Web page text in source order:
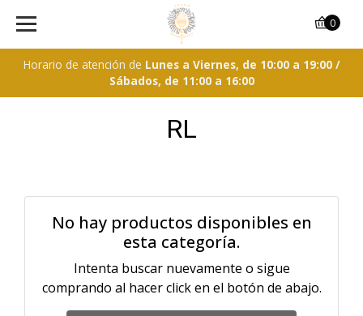
Horario de atención de Lunes a Viernes, de 10:00 a 19:00 /
Sábados, de 11:00 a 16:00
0
RL
No hay productos disponibles en
esta categoría.
Intenta buscar nuevamente o sigue
comprando al hacer click en el botón de abajo.